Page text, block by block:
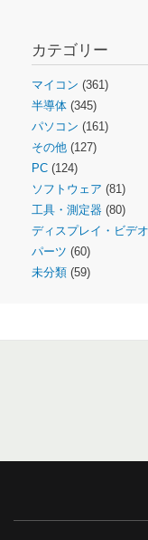
カテゴリー
マイコン (361)
半導体 (345)
パソコン (161)
その他 (127)
PC (124)
ソフトウェア (81)
工具・測定器 (80)
ディスプレイ・ビデオ
パーツ (60)
未分類 (59)